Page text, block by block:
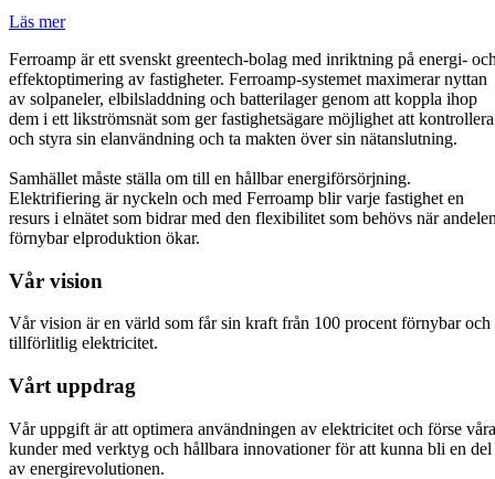
Läs mer
Ferroamp är ett svenskt greentech-bolag med inriktning på energi-
effektoptimering av fastigheter. Ferroamp-systemet maximerar nyttan
av solpaneler, elbilsladdning och batterilager genom att koppla ihop
dem i ett likströmsnät som ger fastighetsägare möjlighet att kontrollera
och styra sin elanvändning och ta makten över sin nätanslutning.
Samhället måste ställa om till en hållbar energiförsörjning.
Elektrifiering är nyckeln och med Ferroamp blir varje fastighet en
resurs i elnätet som bidrar med den flexibilitet som behövs när
förnybar elproduktion ökar.
Vår vision
Vår vision är en värld som får sin kraft från 100 procent förnybar och
tillförlitlig elektricitet.
Vårt uppdrag
Vår uppgift är att optimera användningen av elektricitet och förse våra
kunder med verktyg och hållbara innovationer för att kunna bli en del
av energirevolutionen.